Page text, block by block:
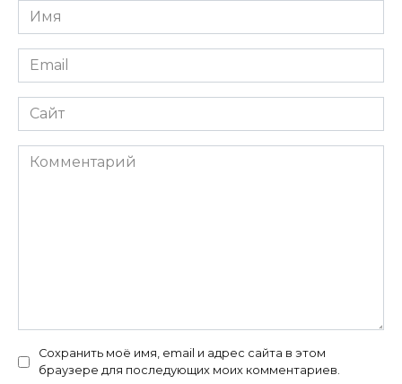
Имя
*
Email
*
Сайт
Комментарий
Сохранить моё имя, email и адрес сайта в этом
браузере для последующих моих комментариев.